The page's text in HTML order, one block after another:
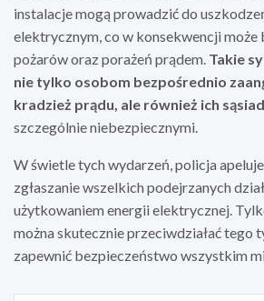
instalacje mogą prowadzić do
elektrycznym, co w konsekwencji może
pożarów oraz porażeń prądem. Takie
nie tylko osobom bezpośrednio
kradzież prądu, ale również ich
szczególnie niebezpiecznymi.
W świetle tych wydarzeń, policja
zgłaszanie wszelkich podejrzanych
użytkowaniem energii elektrycznej.
można skutecznie przeciwdziałać tego
zapewnić bezpieczeństwo wszystkim